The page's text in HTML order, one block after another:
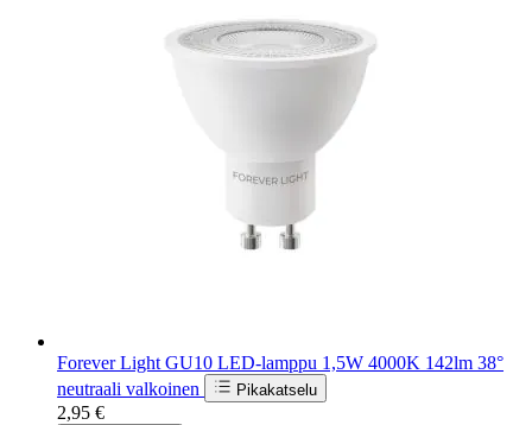
Forever Light GU10 LED-lamppu 1,5W 4000K 142lm 38°
neutraali valkoinen
Pikakatselu
2,95 €